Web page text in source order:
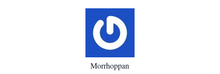
Morrhoppan